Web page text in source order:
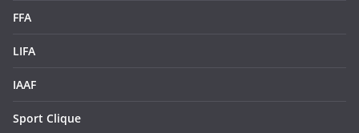
FFA
LIFA
IAAF
Sport Clique